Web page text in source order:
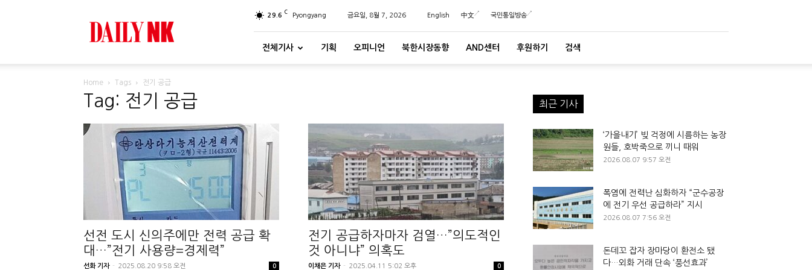
29.6 C Pyongyang 금요일, 8월 7, 2026 English 中文 국민통일방송
전체기사 기획 오피니언 북한시장동향 AND센터 후원하기 검색
Home Tags 전기 공급
Tag: 전기 공급
선전 도시 신의주에만 전력 공급 확
대…”전기 사용량=경제력”
선화 기자 - 2025.08.20 9:58 오전 0
전기 공급하자마자 검열…”의도적인
것 아니냐” 의혹도
이채은 기자 - 2025.04.11 5:02 오후 0
최근 기사
‘가을내기’ 빚 걱정에 시름하는 농장
원들, 호박죽으로 끼니 때워
2026.08.07 9:57 오전
폭염에 전력난 심화하자 “군수공장
에 전기 우선 공급하라” 지시
2026.08.07 7:56 오전
돈데꼬 잡자 장마당이 환전소 됐
다…외화 거래 단속 ‘풍선효과’